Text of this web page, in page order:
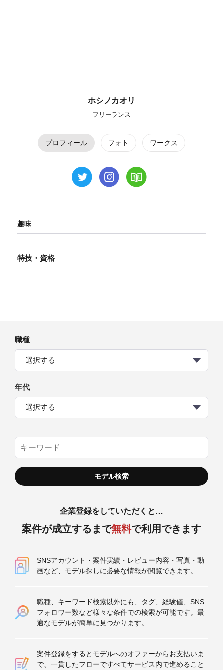
ホシノカオリ
フリーランス
プロフィール フォト ワークス
趣味
特技・資格
職種
選択する
年代
選択する
企業登録をしていただくと…
案件が成立するまで無料で利用できます
SNSアカウント・案件実績・レビュー内容・写真・動
画など、モデル探しに必要な情報が閲覧できます。
職種、キーワード検索以外にも、タグ、経験値、SNS
フォロワー数など様々な条件での検索が可能です。最
適なモデルが簡単に見つかります。
案件登録をするとモデルへのオファーからお支払いま
で、一貫したフローですべてサービス内で進めること